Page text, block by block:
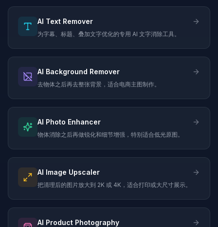
AI Text Remover
为字幕、标题、叠加文字优化的专用 AI 文字消除工具。
AI Background Remover
去物体之后再去整张背景，适合电商主图制作。
AI Photo Enhancer
物体消除之后再做锐化和细节增强，特别适合低光原图。
AI Image Upscaler
把清理后的图片放大到 2K 或 4K，适合打印或大尺寸展示。
AI Product Photography